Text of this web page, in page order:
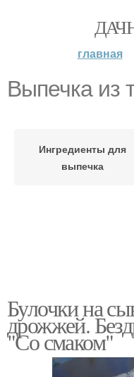
главная
Выпечка из
Ингредиенты для
выпечка
Булочки на
дрожжей.
"Со смаком"